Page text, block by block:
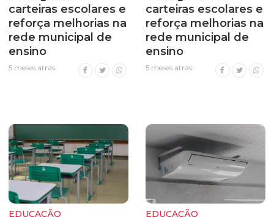
carteiras escolares e
reforça melhorias na
rede municipal de
ensino
5 meses atrás
carteiras escolares e
reforça melhorias na
rede municipal de
ensino
5 meses atrás
EDUCAÇÃO EDUCAÇÃO